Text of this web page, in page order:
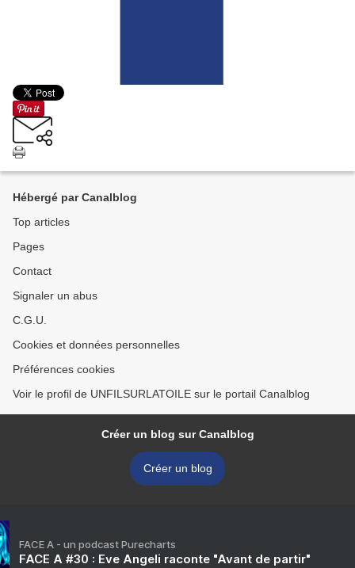
Hébergé par Canalblog
Top articles
Pages
Contact
Signaler un abus
C.G.U.
Cookies et données personnelles
Préférences cookies
Voir le profil de UNFILSURLATOILE sur le portail Canalblog
Créer un blog sur Canalblog
Créer un blog
FACE A - un podcast Purecharts
FACE A #30 : Eve Angeli raconte "Avant de partir"